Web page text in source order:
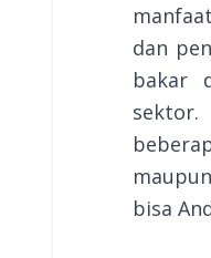
dan
bakar
bisa